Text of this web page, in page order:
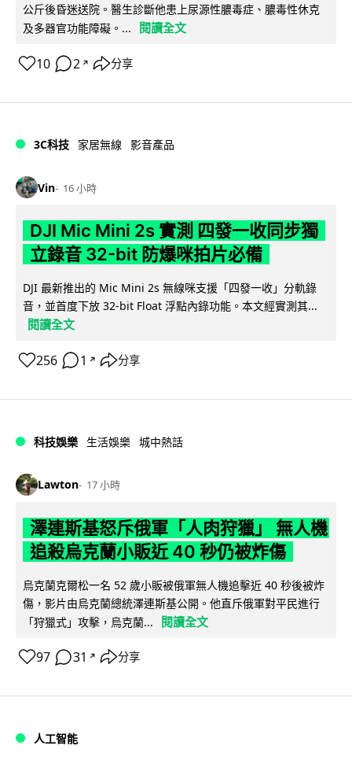
公斤後昏迷送院。醫生診斷他患上尿源性膿毒症、膿毒性休克
及多器官功能障礙。...
閱讀全文
10 2 ↗ 分享
3C科技 家居無線 影音產品
Vin 16 小時
DJI Mic Mini 2s 實測 四發一收同步獨
立錄音 32-bit 防爆咪拍片必備
DJI 最新推出的 Mic Mini 2s 無線咪支援「四發一收」分軌錄
音，並首度下放 32-bit Float 浮點內錄功能。本文經實測其...
閱讀全文
256 1 ↗ 分享
科技娛樂 生活娛樂 城中熱話
Lawton 17 小時
澤連斯基怒斥俄軍「人肉狩獵」 無人機
追殺烏克蘭小販近 40 秒仍被炸傷
烏克蘭克爾松一名 52 歲小販被俄軍無人機追擊近 40 秒後被炸
傷，影片由烏克蘭總統澤連斯基公開。他直斥俄軍對平民進行
「狩獵式」攻擊，烏克蘭...
閱讀全文
97 31 ↗ 分享
人工智能